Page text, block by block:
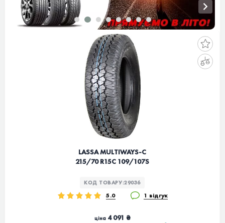
LASSA MULTIWAYS-C
215/70 R15C 109/107S
КОД ТОВАРУ:29036
5.0 1 відгук
ціна4 091 ₴